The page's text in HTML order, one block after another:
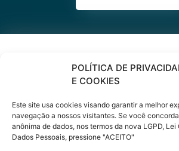
POLÍTICA DE
E COOKIES
Este site usa cookies visando garantir a melhor
navegação a nossos visitantes. Se você
anônima de dados, nos termos da nova LGPD,
Dados Pessoais, pressione "ACEITO"
Cote
peça via